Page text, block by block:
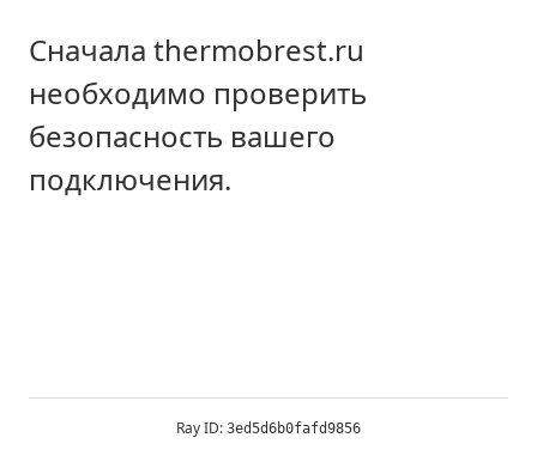
Сначала thermobrest.ru
необходимо проверить
безопасность вашего
подключения.
Ray ID: 3ed5d6b0fafd9856